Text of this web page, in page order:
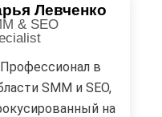
Левченко
& SEO
Профессионал в
SMM и SEO,
на